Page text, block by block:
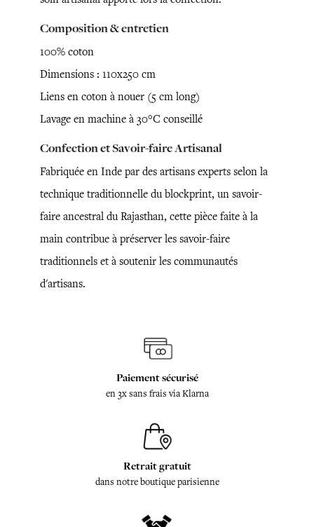
Composition & entretien
100% coton
Dimensions : 110x250 cm
Liens en coton à nouer (5 cm long)
Lavage en machine à 30°C conseillé
Confection et Savoir-faire Artisanal
Fabriquée en Inde par des artisans experts selon la
technique traditionnelle du blockprint, un savoir-
faire ancestral du Rajasthan, cette pièce faite à la
main contribue à préserver les savoir-faire
traditionnels et à soutenir les communautés
d'artisans.
Paiement sécurisé
en 3x sans frais via Klarna
Retrait gratuit
dans notre boutique parisienne